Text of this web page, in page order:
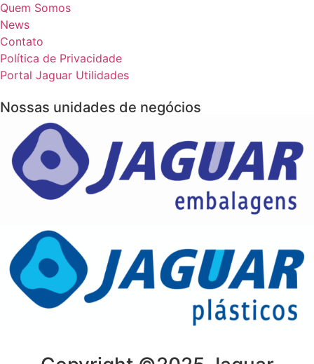
Quem Somos
News
Contato
Política de Privacidade
Portal Jaguar Utilidades
Nossas unidades de negócios